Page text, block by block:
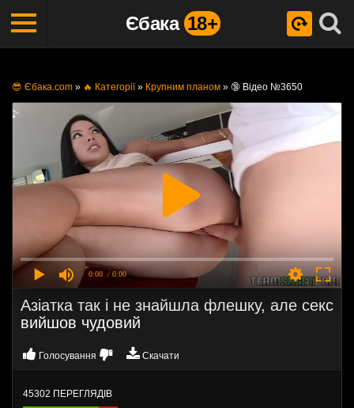
Єбака 18+
😎 Єбака.com » 🔥 Категорії» Крупним планом » 🔞 Відео №3650
0:00 / 0:00
Азіатка так і не знайшла флешку, але секс
вийшов чудовий
Голосування Скачати
45302 ПЕРЕГЛЯДІВ